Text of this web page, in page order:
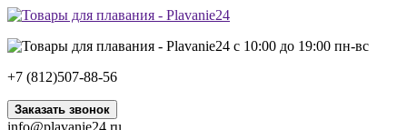
с 10:00 до 19:00 пн-вс
+7 (812)507-88-56
Заказать звонок
info@plavanie24.ru